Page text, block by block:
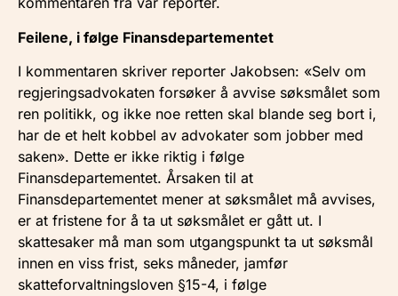
Feilene, i følge Finansdepartementet
I kommentaren skriver reporter Jakobsen: «Selv om
regjeringsadvokaten forsøker å avvise søksmålet som
ren politikk, og ikke noe retten skal blande seg bort i,
har de et helt kobbel av advokater som jobber med
saken». Dette er ikke riktig i følge
Finansdepartementet. Årsaken til at
Finansdepartementet mener at søksmålet må avvises,
er at fristene for å ta ut søksmålet er gått ut. I
skattesaker må man som utgangspunkt ta ut søksmål
innen en viss frist, seks måneder, jamfør
skatteforvaltningsloven §15-4, i følge